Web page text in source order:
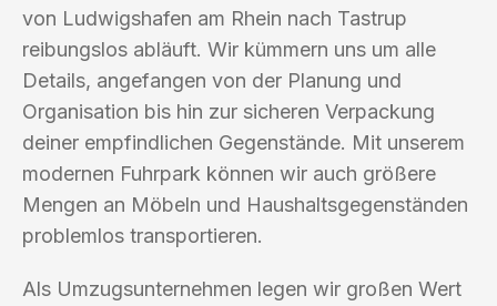
von Ludwigshafen am Rhein nach Tastrup
reibungslos abläuft. Wir kümmern uns um alle
Details, angefangen von der Planung und
Organisation bis hin zur sicheren Verpackung
deiner empfindlichen Gegenstände. Mit unserem
modernen Fuhrpark können wir auch größere
Mengen an Möbeln und Haushaltsgegenständen
problemlos transportieren.
Als Umzugsunternehmen legen wir großen Wert